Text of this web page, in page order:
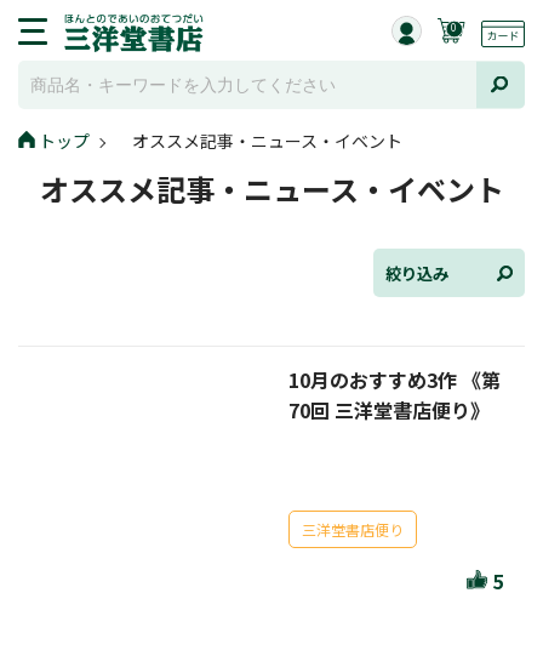
0
トップ オススメ記事・ニュース・イベント
オススメ記事・ニュース・イベント
絞り込み
ほんとのであいのおてつだい
10月のおすすめ3作 《第
70回 三洋堂書店便り》
三洋堂書店便り
5